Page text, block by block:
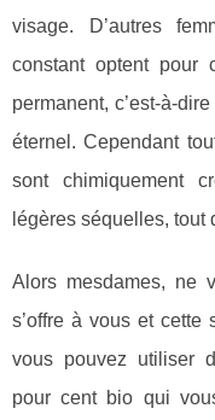
visage. D’autres
constant optent pour
permanent, c’est-à-
éternel. Cependant
sont chimiquement
légères séquelles,
Alors mesdames, ne
s’offre à vous et cette
vous pouvez utiliser
pour cent bio qui